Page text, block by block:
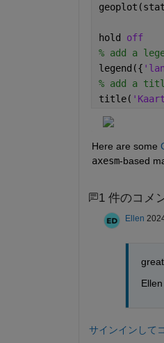
hold off
% add a
legend({
% add a
title(
Here are some
axesm-based
1 件のコメ
Ellen
Ellen
サインインして